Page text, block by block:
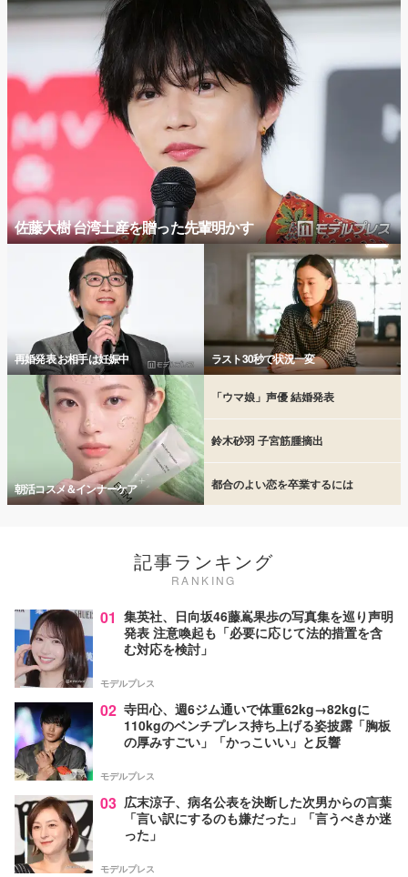
佐藤大樹 台湾土産を贈った先輩明かす
再婚発表 お相手は妊娠中 ラスト30秒で状況一変
朝活コスメ＆インナーケア
「ウマ娘」声優 結婚発表
鈴木砂羽 子宮筋腫摘出
都合のよい恋を卒業するには
記事ランキング
RANKING
01 集英社、日向坂46藤嶌果歩の写真集を巡り声明
発表 注意喚起も「必要に応じて法的措置を含
む対応を検討」
モデルプレス
02 寺田心、週6ジム通いで体重62kg→82kgに
110kgのベンチプレス持ち上げる姿披露「胸板
の厚みすごい」「かっこいい」と反響
モデルプレス
03 広末涼子、病名公表を決断した次男からの言葉
「言い訳にするのも嫌だった」「言うべきか迷
った」
モデルプレス